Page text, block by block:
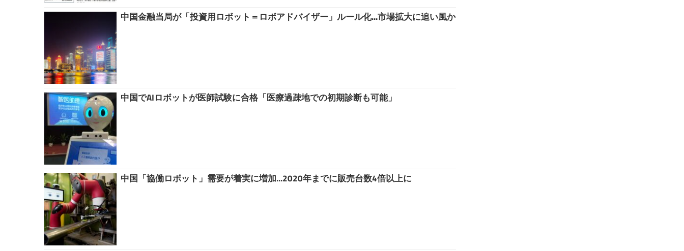
中国金融当局が「投資用ロボット＝ロボアドバイザー」ルール化...市場拡大に追い風か
中国でAIロボットが医師試験に合格「医療過疎地での初期診断も可能」
中国「協働ロボット」需要が着実に増加...2020年までに販売台数4倍以上に